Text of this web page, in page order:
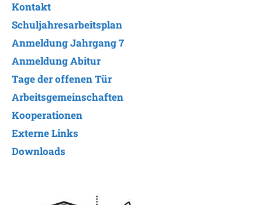
Kontakt
Schuljahresarbeitsplan
Anmeldung Jahrgang 7
Anmeldung Abitur
Tage der offenen Tür
Arbeitsgemeinschaften
Kooperationen
Externe Links
Downloads